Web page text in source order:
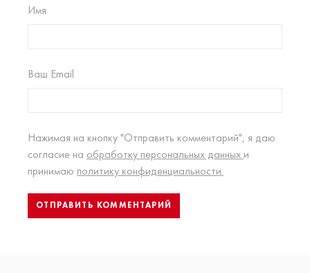
Имя
Ваш Email
Нажимая на кнопку "Отправить комментарий", я даю
согласие на обработку персональных данных и
принимаю политику конфиденциальности.